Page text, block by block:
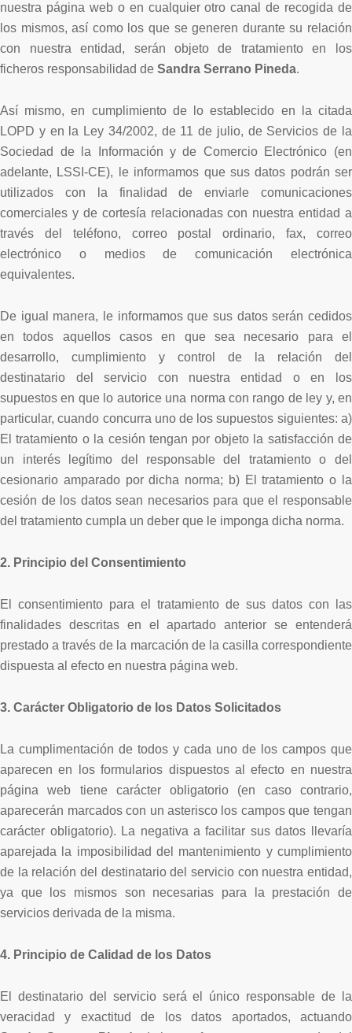
nuestra página web o en cualquier otro canal de recogida de
los mismos, así como los que se generen durante su relación
con nuestra entidad, serán objeto de tratamiento en los
ficheros responsabilidad deSandra Serrano Pineda.
Así mismo, en cumplimiento de lo establecido en la citada
LOPD y en la Ley 34/2002, de 11 de julio, de Servicios de la
Sociedad de la Información y de Comercio Electrónico (en
adelante, LSSI-CE), le informamos que sus datos podrán ser
utilizados con la finalidad de enviarle comunicaciones
comerciales y de cortesía relacionadas con nuestra entidad a
través del teléfono, correo postal ordinario, fax, correo
electrónico o medios de comunicación electrónica
equivalentes.
De igual manera, le informamos que sus datos serán cedidos
en todos aquellos casos en que sea necesario para el
desarrollo, cumplimiento y control de la relación del
destinatario del servicio con nuestra entidad o en los
supuestos en que lo autorice una norma con rango de ley y, en
particular, cuando concurra uno de los supuestos siguientes: a)
El tratamiento o la cesión tengan por objeto la satisfacción de
un interés legítimo del responsable del tratamiento o del
cesionario amparado por dicha norma; b) El tratamiento o la
cesión de los datos sean necesarios para que el responsable
del tratamiento cumpla un deber que le imponga dicha norma.
2. Principio del Consentimiento
El consentimiento para el tratamiento de sus datos con las
finalidades descritas en el apartado anterior se entenderá
prestado a través de la marcación de la casilla correspondiente
dispuesta al efecto en nuestra página web.
3. Carácter Obligatorio de los Datos Solicitados
La cumplimentación de todos y cada uno de los campos que
aparecen en los formularios dispuestos al efecto en nuestra
página web tiene carácter obligatorio (en caso contrario,
aparecerán marcados con un asterisco los campos que tengan
carácter obligatorio). La negativa a facilitar sus datos llevaría
aparejada la imposibilidad del mantenimiento y cumplimiento
de la relación del destinatario del servicio con nuestra entidad,
ya que los mismos son necesarias para la prestación de
servicios derivada de la misma.
4. Principio de Calidad de los Datos
El destinatario del servicio será el único responsable de la
veracidad y exactitud de los datos aportados, actuando